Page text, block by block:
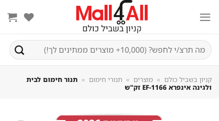
חיפוש
עבור:
קניון בשביל כולם מוצרים תנורי חימום
תנור חימום לבית
ולגינה אינפרא EF-1166 זק"ש